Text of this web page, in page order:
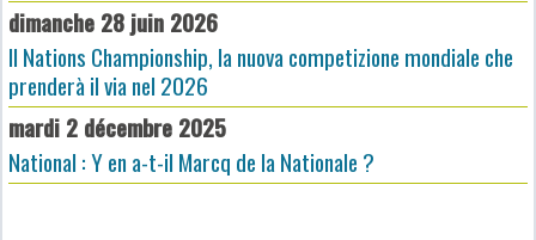
dimanche 28 juin 2026
Il Nations Championship, la nuova competizione mondiale che
prenderà il via nel 2026
mardi 2 décembre 2025
National : Y en a-t-il Marcq de la Nationale ?